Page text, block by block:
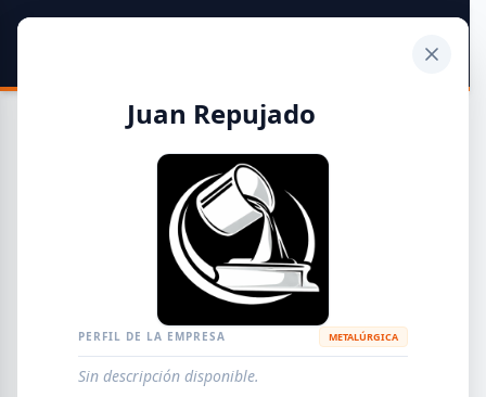
Guía de Empresas Metalúrgicas y Siderúrgicas
METALÚRGICAS
EMPRESAS AGREGAR EMPRESA
Juan Repujado
PERFIL DE LA EMPRESA METALÚRGICA
Sin descripción disponible.